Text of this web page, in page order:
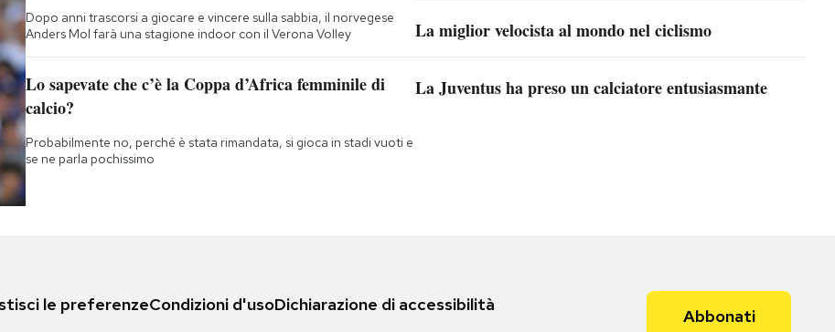
Dopo anni trascorsi a giocare e vincere sulla sabbia, il norvegese
Anders Mol farà una stagione indoor con il Verona Volley
Lo sapevate che c’è la Coppa d’Africa femminile di
calcio?
Probabilmente no, perché è stata rimandata, si gioca in stadi vuoti e
se ne parla pochissimo
La miglior velocista al mondo nel ciclismo
La Juventus ha preso un calciatore entusiasmante
le preferenzeCondizioni d'usoDichiarazione di accessibilità
Abbonati